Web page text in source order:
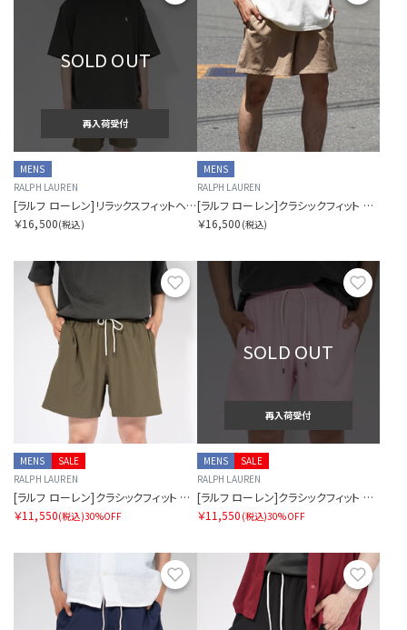
SOLD OUT
再入荷受付
MENS
RALPH LAUREN
[ラルフ ローレン]リラックスフィットヘビーウェイトロゴTシャツ
￥16,500(税込)
MENS
RALPH LAUREN
[ラルフ ローレン]クラシックフィット トラベラー スイム ショーツ
￥16,500 (税込)
お気に入り
SALE
MENS
RALPH LAUREN
[ラルフ ローレン]クラシックフィット トラベラー スイム ショーツ
￥11,550(税込)30%OFF
お気
SOLD OUT
再入荷受付
SALE
MENS
RALPH LAUREN
[ラルフ ローレン]クラシックフィット トラベラー スイム ショーツ
￥11,550 (税込)30%OFF
お気に入り お気